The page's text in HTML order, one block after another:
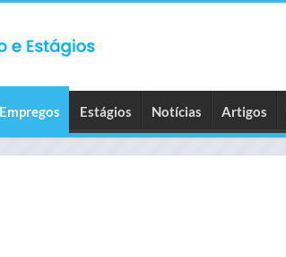
Empregos Estágios Notícias Artigos